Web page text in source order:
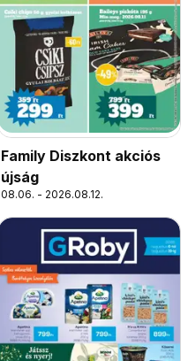
Family Diszkont akciós
újság
08.06. - 2026.08.12.